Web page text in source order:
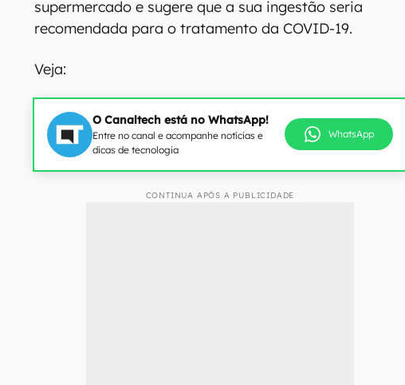
supermercado e sugere que a sua ingestão seria
recomendada para o tratamento da COVID-19.
Veja:
O Canaltech está no WhatsApp!
Entre no canal e acompanhe notícias e
dicas de tecnologia
WhatsApp
CONTINUA APÓS A PUBLICIDADE